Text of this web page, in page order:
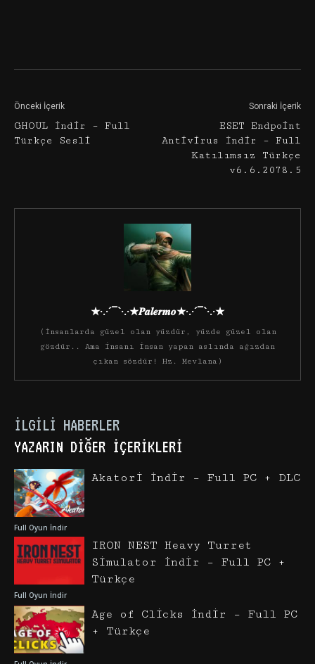
Önceki İçerik
GHOUL İndir – Full
Türkçe Sesli
Sonraki İçerik
ESET Endpoint
Antivirus İndir – Full
Katılımsız Türkçe
v6.6.2078.5
★·.·´¯`·.·★𝑷𝒂𝒍𝒆𝒓𝒎𝒐★·.·´¯`·.·★
(İnsanlarda güzel olan yüzdür, yüzde güzel olan
gözdür.. Ama insanı insan yapan aslında ağızdan
çıkan sözdür! Hz. Mevlana)
İLGILI HABERLER
YAZARIN DIĞER İÇERIKLERI
Full Oyun İndir
Akatori İndir – Full PC + DLC
Full Oyun İndir
IRON NEST Heavy Turret
Simulator İndir – Full PC +
Türkçe
Age of Clicks İndir – Full PC
+ Türkçe